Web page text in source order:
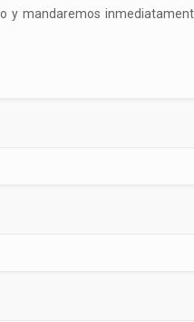
y mandaremos